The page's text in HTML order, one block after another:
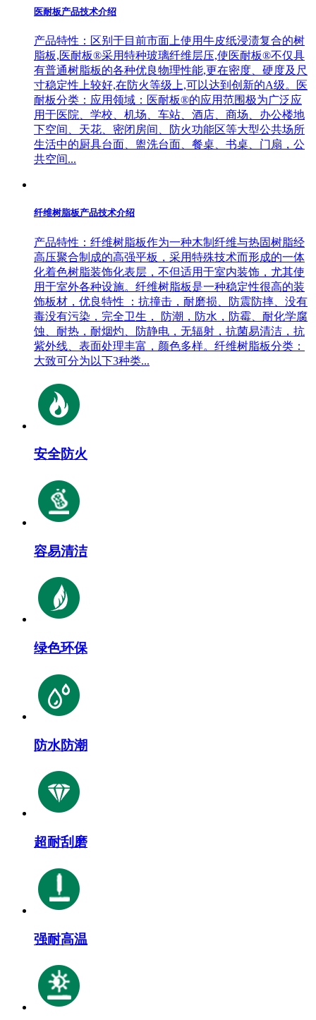
医耐板产品技术介绍
产品特性：区别于目前市面上使用牛皮纸浸渍复合的树
脂板,医耐板®采用特种玻璃纤维层压,使医耐板®不仅具
有普通树脂板的各种优良物理性能,更在密度、硬度及尺
寸稳定性上较好,在防火等级上,可以达到创新的A级。医
耐板分类：应用领域：医耐板®的应用范围极为广泛应
用于医院、学校、机场、车站、酒店、商场、办公楼地
下空间、天花、密闭房间、防火功能区等大型公共场所
生活中的厨具台面、盥洗台面、餐桌、书桌、门扇，公
共空间...
纤维树脂板产品技术介绍
产品特性：纤维树脂板作为一种木制纤维与热固树脂经
高压聚合制成的高强平板，采用特殊技术而形成的一体
化着色树脂装饰化表层，不但适用于室内装饰，尤其使
用于室外各种设施。纤维树脂板是一种稳定性很高的装
饰板材，优良特性 ：抗撞击，耐磨损、防震防摔、没有
毒没有污染，完全卫生， 防潮，防水，防霉、耐化学腐
蚀、耐热，耐烟灼、防静电，无辐射，抗菌易清洁，抗
紫外线、表面处理丰富，颜色多样。纤维树脂板分类：
大致可分为以下3种类...
安全防火
容易清洁
绿色环保
防水防潮
超耐刮磨
强耐高温